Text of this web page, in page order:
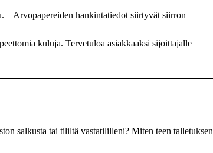
– Arvopapereiden hankintatiedot siirtyvät siirron
kuluja. Tervetuloa asiakkaaksi sijoittajalle
salkusta tai tililtä vastatililleni? Miten teen talletuksen